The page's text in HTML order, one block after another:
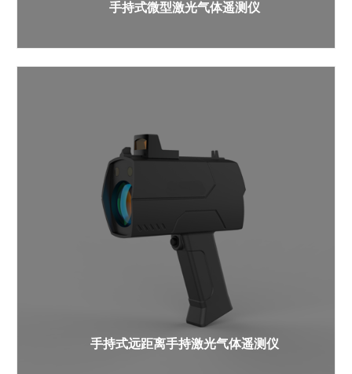
手持式微型激光气体遥测仪
手持式远距离手持激光气体遥测仪